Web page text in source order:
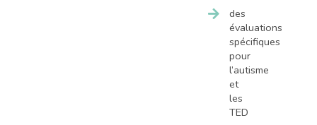
des
évaluations
spécifiques
pour
l’autisme
et
les
TED